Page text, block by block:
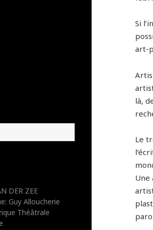
DER ZEE
Guy Alloucherie
Théâtrale
Si
art-
là,
Le
Une